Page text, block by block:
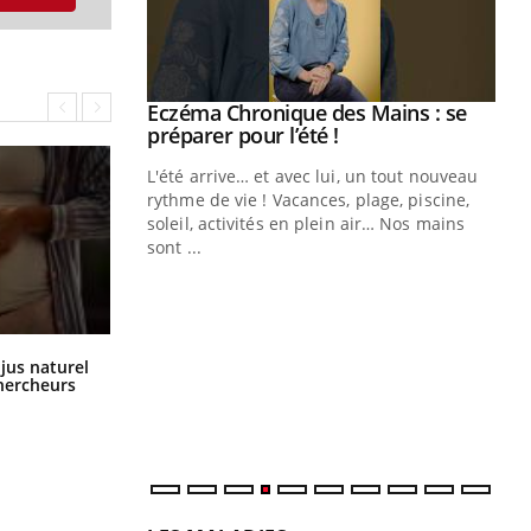
jus naturel
: et si on
de type 2
chez les
les soignants.
Youtube
Eczéma Chronique des Mains : se
préparer pour l’été !Youtube
L'été arrive… et avec lui, un tout nouveau
rythme de vie ! Vacances, plage, piscine,
soleil, activités en plein air… Nos mains
sont ...